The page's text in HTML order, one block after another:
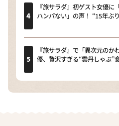
『旅サラダ』初ゲスト女優に
ハンパない」の声！ “15年ぶ
『旅サラダ』で「異次元の
優、贅沢すぎる“雲丹しゃぶ”